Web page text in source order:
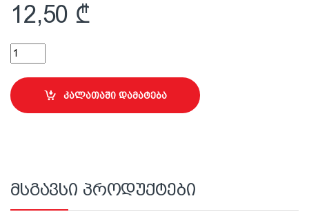
12,50 ₾
სამღებრო კომპლექტი წყლოვანი საღებავისთვის, 0180-
კალათაში დამატება
მსგავსი პროდუქტები